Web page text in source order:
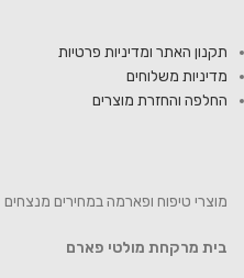
תקנון האתר ומדיניות פרטיות
מדיניות משלוחים
החלפה והחזרת מוצרים
מוצרי טיפוח ופארמה במחירים מנצחים
בית מרקחת מולטי פארם